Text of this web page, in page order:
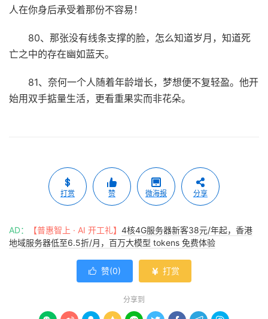
人在你身后承受着那份不容易！
80、那张没有线条支撑的脸，怎么知道岁月，知道死
亡之中的存在幽如蓝天。
81、奈何一个人随着年龄增长，梦想便不复轻盈。他开
始用双手掂量生活，更看重果实而非花朵。
打赏 赞 微海报 分享
AD： 【普惠智上 · AI 开工礼】 4核4G服务器新客38元/年起，香港
地域服务器低至6.5折/月，百万大模型 tokens 免费体验
 赞(0)  打赏
分享到